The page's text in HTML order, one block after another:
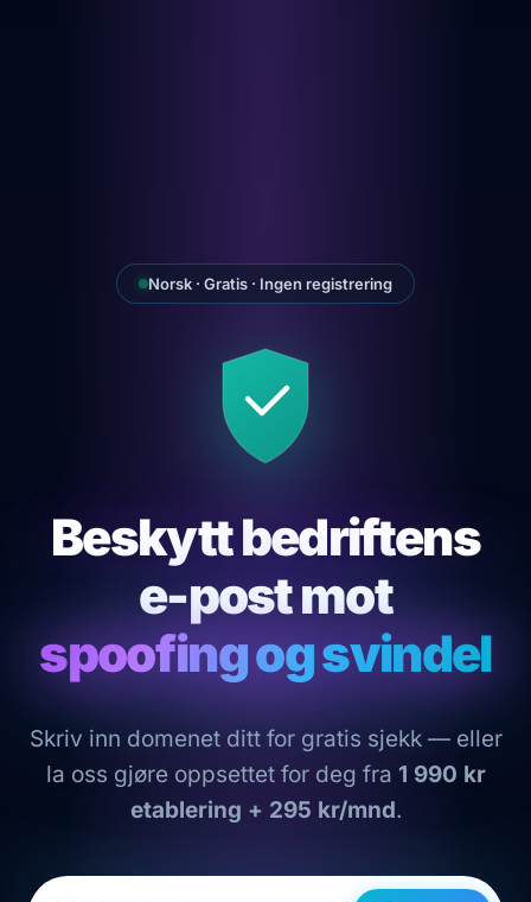
Norsk · Gratis · Ingen registrering
Beskytt bedriftens
e-post mot
spoofing og svindel
Skriv inn domenet ditt for gratis sjekk — eller
la oss gjøre oppsettet for deg fra 1 990 kr
etablering + 295 kr/mnd.